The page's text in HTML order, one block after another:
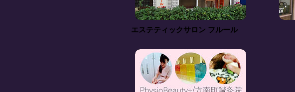
エステティックサロン フルール